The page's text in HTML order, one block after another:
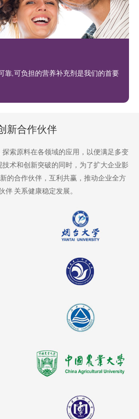
靠,可负担的营养补充剂是我们的首要
新合作伙伴
索原料在各领域的应用，以便满足多变
术和创新突破的同时，为了扩大企业影
的合作伙伴，互利共赢，推动企业全方
伴 关系健康稳定发展。